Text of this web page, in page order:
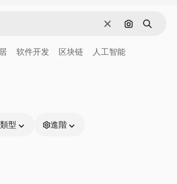
清除 通過圖像搜索
搜尋
软件开发 区块链 人工智能
型 進階